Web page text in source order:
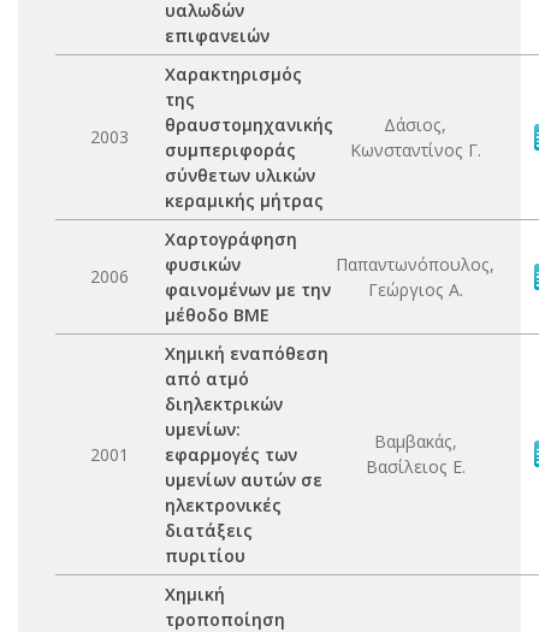
υαλωδών
επιφανειών
2003
Χαρακτηρισμός
της
θραυστομηχανικής
συμπεριφοράς
σύνθετων υλικών
κεραμικής μήτρας
Δάσιος,
Κωνσταντίνος Γ.
2006
Χαρτογράφηση
φυσικών
φαινομένων με την
μέθοδο BME
Παπαντωνόπουλος,
Γεώργιος Α.
2001
Χημική εναπόθεση
από ατμό
διηλεκτρικών
υμενίων:
εφαρμογές των
υμενίων αυτών σε
ηλεκτρονικές
διατάξεις
πυριτίου
Βαμβακάς,
Βασίλειος Ε.
Χημική
τροποποίηση